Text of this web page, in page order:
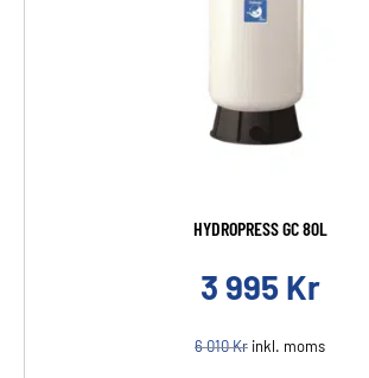
HYDROPRESS GC 80L
3 995 Kr
6 010Kr inkl. moms